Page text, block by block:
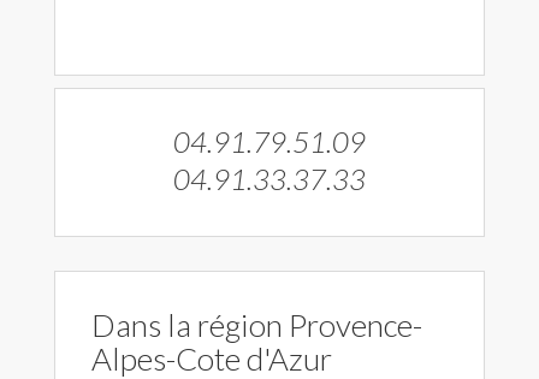
04.91.79.51.09
04.91.33.37.33
Dans la région Provence-
Alpes-Cote d'Azur